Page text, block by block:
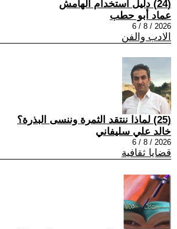
(24) دليل استخدام الهامش
عماد أبو حطب
2026 / 8 / 6
الادب والفن
(25) لماذا ننتقد الثمرة وننسى البذرة؟
خالد علي سليفاني
2026 / 8 / 6
قضايا ثقافية